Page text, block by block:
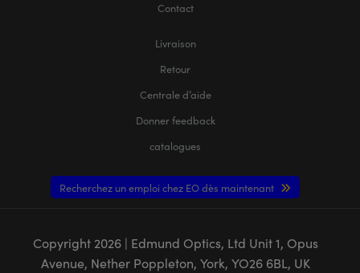
Contact
Livraison
Retour
Centrale d’aide
Donner feedback
catalogues
Recherchez un emploi chez EO dès maintenant
Copyright 2026| Edmund Optics, Ltd Unit 1, Opus
Avenue, Nether Poppleton, York, YO26 6BL, UK